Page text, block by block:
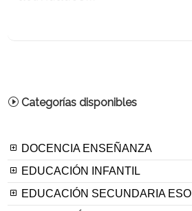
Categorías disponibles
DOCENCIA ENSEÑANZA
EDUCACIÓN INFANTIL
EDUCACIÓN SECUNDARIA ESO